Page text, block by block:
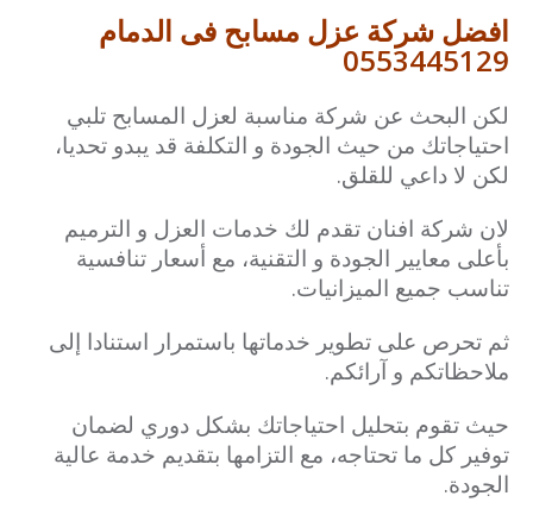
افضل شركة عزل مسابح فى الدمام
0553445129
لكن البحث عن شركة مناسبة لعزل المسابح تلبي
احتياجاتك من حيث الجودة و التكلفة قد يبدو تحديا،
لكن لا داعي للقلق.
لان شركة افنان تقدم لك خدمات العزل و الترميم
بأعلى معايير الجودة و التقنية، مع أسعار تنافسية
تناسب جميع الميزانيات.
ثم تحرص على تطوير خدماتها باستمرار استنادا إلى
ملاحظاتكم و آرائكم.
حيث تقوم بتحليل احتياجاتك بشكل دوري لضمان
توفير كل ما تحتاجه، مع التزامها بتقديم خدمة عالية
الجودة.